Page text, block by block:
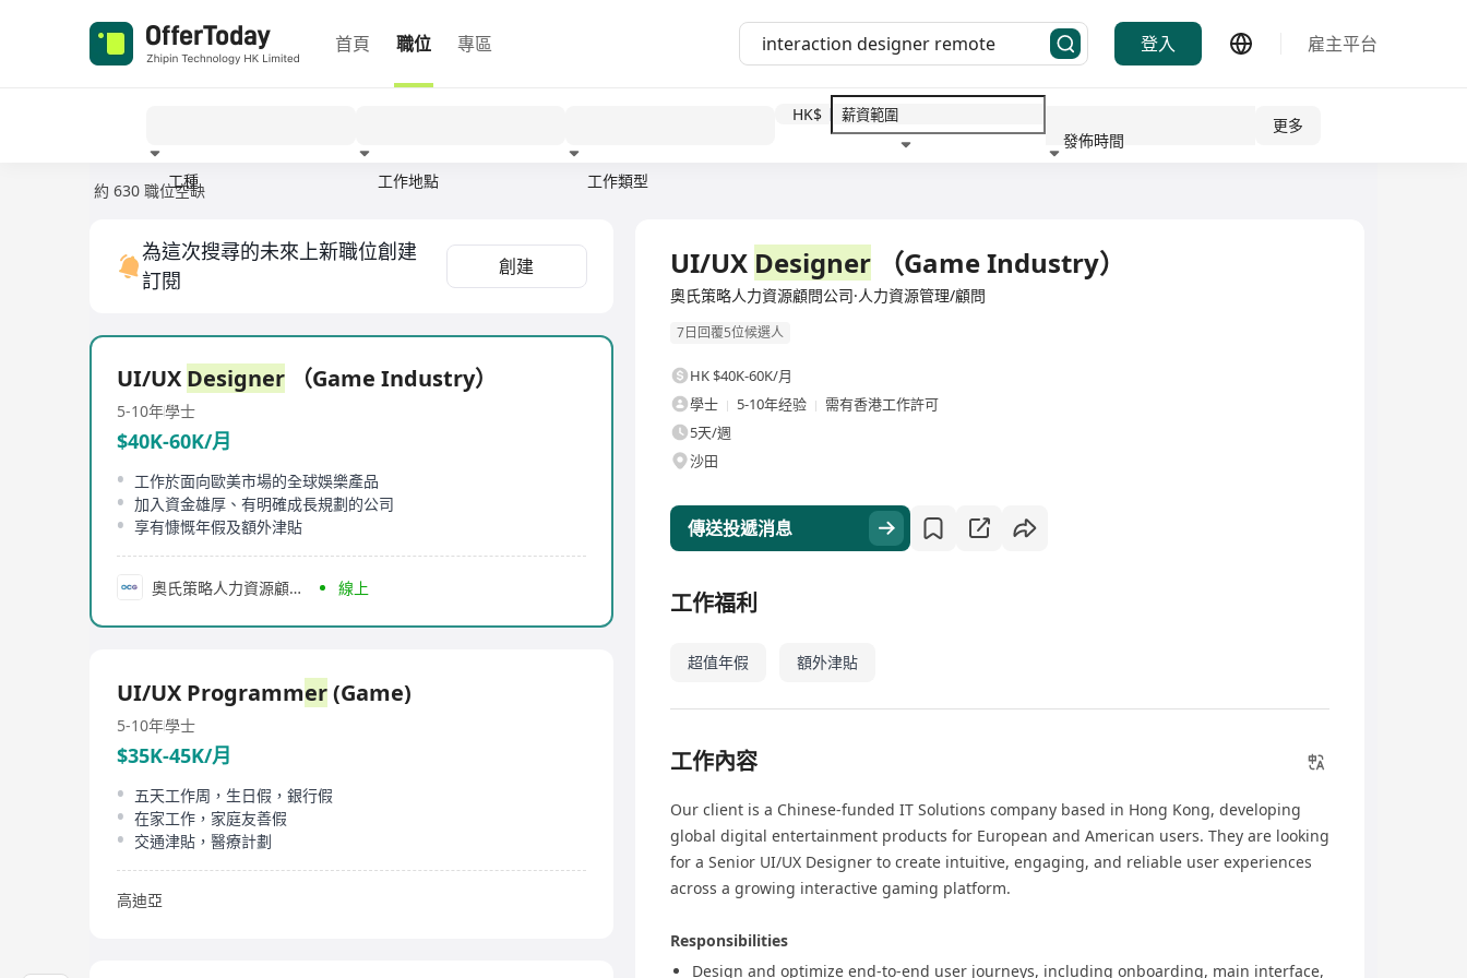
首頁 職位 專區 登入 雇主平台
工種 工作地點 工作類型
HK$
發佈時間
更多
約 630 職位空缺
為這次搜尋的未來上新職位創建
訂閱
創建
UI/UX Designer （Game Industry）
5-10年學士
$40K-60K/月
工作於面向歐美市場的全球娛樂產品
加入資金雄厚、有明確成長規劃的公司
享有慷慨年假及額外津貼
奧氏策略人力資源顧問公司 線上
UI/UX Programmer(Game)
5-10年學士
$35K-45K/月
五天工作周，生日假，銀行假
在家工作，家庭友善假
交通津貼，醫療計劃
高迪亞
UI/UX Designer （Game Industry）
奧氏策略人力資源顧問公司·人力資源管理/顧問
7日回覆5位候選人
HK $40K-60K/月
學士
5-10年经验
需有香港工作許可
5天/週
沙田
傳送投遞消息
工作福利
超值年假 額外津貼
工作內容
Our client is a Chinese-funded IT Solutions company based in Hong Kong, developing
global digital entertainment products for European and American users. They are looking
for a Senior UI/UX Designer to create intuitive, engaging, and reliable user experiences
across a growing interactive gaming platform.
Responsibilities
Design and optimize end-to-end user journeys, including onboarding, main interface,